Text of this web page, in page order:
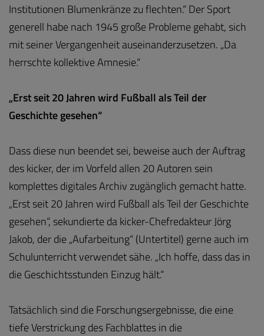
Institutionen Blumenkränze zu flechten.“ Der Sport
generell habe nach 1945 große Probleme gehabt, sich
mit seiner Vergangenheit auseinanderzusetzen. „Da
herrschte kollektive Amnesie.“
„Erst seit 20 Jahren wird Fußball als Teil der
Geschichte gesehen“
Dass diese nun beendet sei, beweise auch der Auftrag
des kicker, der im Vorfeld allen 20 Autoren sein
komplettes digitales Archiv zugänglich gemacht hatte.
„Erst seit 20 Jahren wird Fußball als Teil der Geschichte
gesehen“, sekundierte da kicker-Chefredakteur Jörg
Jakob, der die „Aufarbeitung“ (Untertitel) gerne auch im
Schulunterricht verwendet sähe. „Ich hoffe, dass das in
die Geschichtsstunden Einzug hält.“
Tatsächlich sind die Forschungsergebnisse, die eine
tiefe Verstrickung des Fachblattes in die